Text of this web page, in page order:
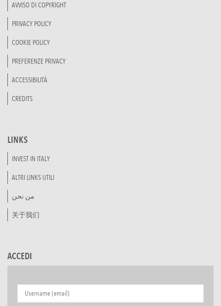
AVVISO DI COPYRIGHT
PRIVACY POLICY
COOKIE POLICY
PREFERENZE PRIVACY
ACCESSIBILITÀ
CREDITS
LINKS
INVEST IN ITALY
ALTRI LINKS UTILI
من نحن
关于我们
ACCEDI